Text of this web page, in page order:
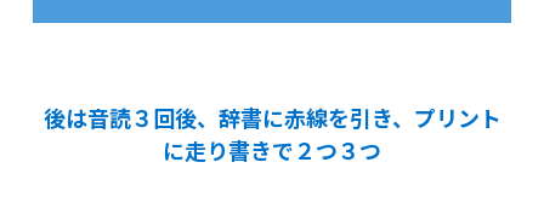
後は音読３回後、辞書に赤線を引き、プリント
に走り書きで２つ３つ